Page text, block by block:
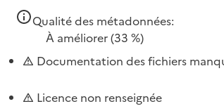
Qualité des métadonnées:
À améliorer(33 %)
Documentation des fichiers
Licence non renseignée